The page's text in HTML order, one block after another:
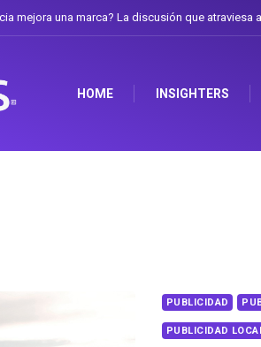
mejora una marca? La discusión que atraviesa
HOME INSIGHTERS
PUBLICIDAD
PUBLICIDAD